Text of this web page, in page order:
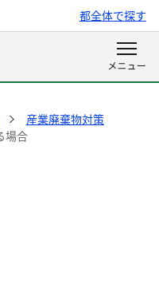
都全体で探す
産業廃棄物対策
場合